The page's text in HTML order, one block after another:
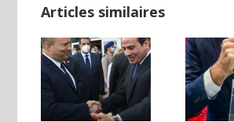
Articles similaires
Yaïr Golan : une
démocratie
pour un seul
camp